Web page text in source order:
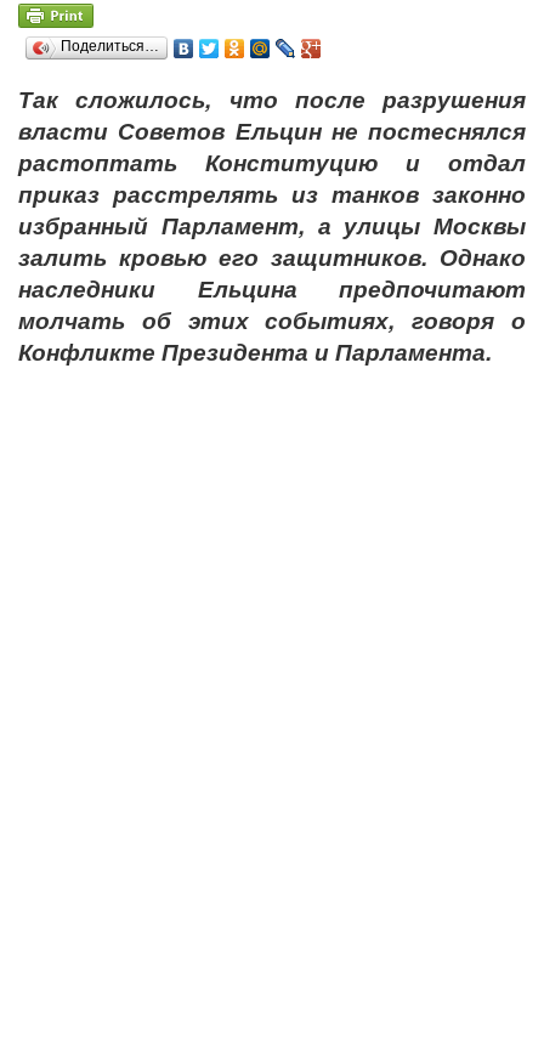
Поделиться…
Так сложилось, что после разрушения
власти Советов Ельцин не постеснялся
растоптать Конституцию и отдал
приказ расстрелять из танков законно
избранный Парламент, а улицы Москвы
залить кровью его защитников. Однако
наследники Ельцина предпочитают
молчать об этих событиях, говоря о
Конфликте Президента и Парламента.